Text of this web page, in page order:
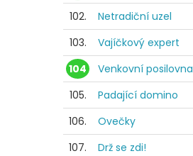
102.
Netradiční uzel
103.
Vajíčkový expert
104
Venkovní posilovna
105.
Padající domino
106.
Ovečky
107.
Drž se zdi!